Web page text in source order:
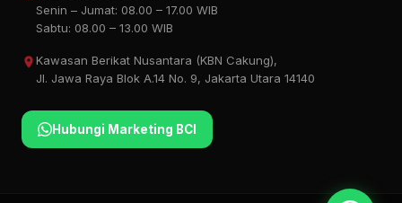
Senin – Jumat: 08.00 – 17.00 WIB
Sabtu: 08.00 – 13.00 WIB
Kawasan Berikat Nusantara (KBN Cakung),
Jl. Jawa Raya Blok A.14 No. 9, Jakarta Utara 14140
Hubungi Marketing BCI